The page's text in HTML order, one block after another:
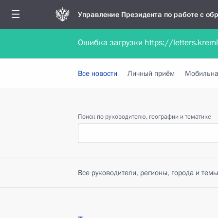
Управление Президента по работе с
Обратиться в форме электронного
Все новости Личный приём
Поиск по руководителю, географии и тематике
Все руководители, регионы, города и темы
Ошибка загрузки https://